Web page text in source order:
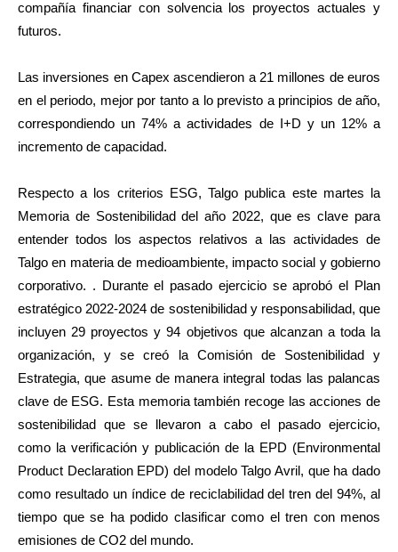
compañía financiar con solvencia los proyectos actuales y
futuros.
Las inversiones en Capex ascendieron a 21 millones de euros
en el periodo, mejor por tanto a lo previsto a principios de año,
correspondiendo un 74% a actividades de I+D y un 12% a
incremento de capacidad.
Respecto a los criterios ESG, Talgo publica este martes la
Memoria de Sostenibilidad del año 2022, que es clave para
entender todos los aspectos relativos a las actividades de
Talgo en materia de medioambiente, impacto social y gobierno
corporativo. . Durante el pasado ejercicio se aprobó el Plan
estratégico 2022-2024 de sostenibilidad y responsabilidad, que
incluyen 29 proyectos y 94 objetivos que alcanzan a toda la
organización, y se creó la Comisión de Sostenibilidad y
Estrategia, que asume de manera integral todas las palancas
clave de ESG. Esta memoria también recoge las acciones de
sostenibilidad que se llevaron a cabo el pasado ejercicio,
como la verificación y publicación de la EPD (Environmental
Product Declaration EPD) del modelo Talgo Avril, que ha dado
como resultado un índice de reciclabilidad del tren del 94%, al
tiempo que se ha podido clasificar como el tren con menos
emisiones de CO2 del mundo.